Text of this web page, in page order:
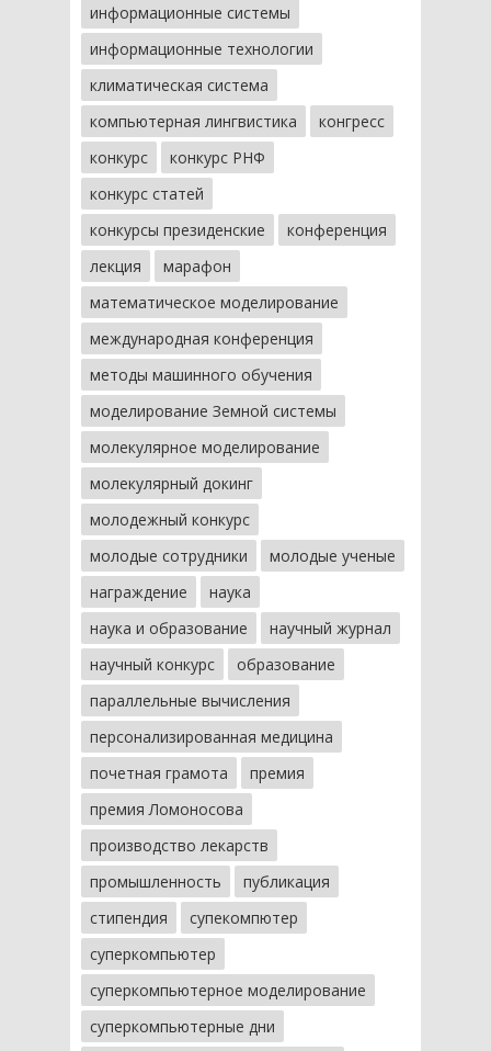
информационные системы
информационные технологии
климатическая система
компьютерная лингвистика
конгресс
конкурс
конкурс РНФ
конкурс статей
конкурсы президенские
конференция
лекция
марафон
математическое моделирование
международная конференция
методы машинного обучения
моделирование Земной системы
молекулярное моделирование
молекулярный докинг
молодежный конкурс
молодые сотрудники
молодые ученые
награждение
наука
наука и образование
научный журнал
научный конкурс
образование
параллельные вычисления
персонализированная медицина
почетная грамота
премия
премия Ломоносова
производство лекарств
промышленность
публикация
стипендия
супекомпютер
суперкомпьютер
суперкомпьютерное моделирование
суперкомпьютерные дни